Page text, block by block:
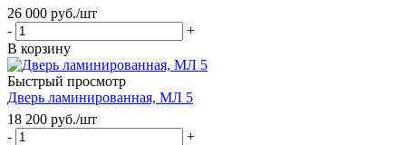
26 000 руб./шт
-
+
В корзину
Быстрый просмотр
Дверь ламинированная, МЛ 5
18 200 руб./шт
-
+